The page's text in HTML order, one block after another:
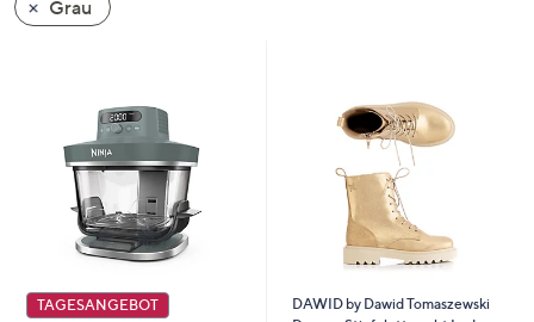
wischen
Geräten
rechts,
diese
Grau
TAGESANGEBOT
DAWID by Dawid Tomaszewski